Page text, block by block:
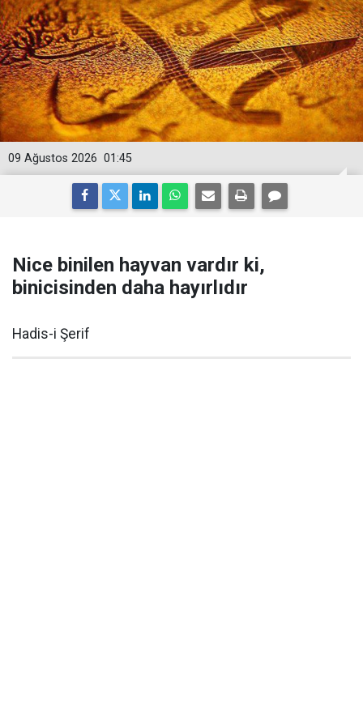
01:45
09 Ağustos 2026
Nice binilen hayvan vardır ki,
binicisinden daha hayırlıdır
Hadis-i Şerif